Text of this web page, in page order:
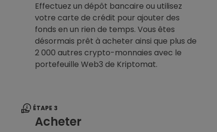
Effectuez un dépôt bancaire ou utilisez
votre carte de crédit pour ajouter des
fonds en un rien de temps. Vous êtes
désormais prêt à acheter ainsi que plus de
2 000 autres crypto-monnaies avec le
portefeuille Web3 de Kriptomat.
ÉTAPE 3
Acheter